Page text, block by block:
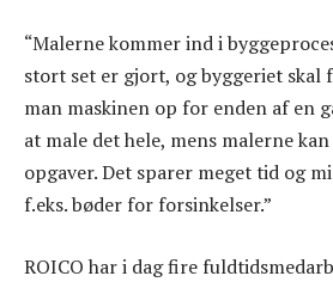
“Malerne kommer ind i
stort set er gjort, og byggeriet
man maskinen op for enden af en
at male det hele, mens malerne
opgaver. Det sparer meget tid og
f.eks. bøder for forsinkelser.”
ROICO har i dag fire